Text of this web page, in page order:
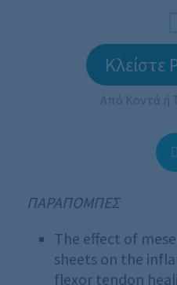
Κλείστε
Από Κοντά ή
ΠΑΡΑΠΟΜΠΕΣ
The effect of
sheets on the
flexor tendon